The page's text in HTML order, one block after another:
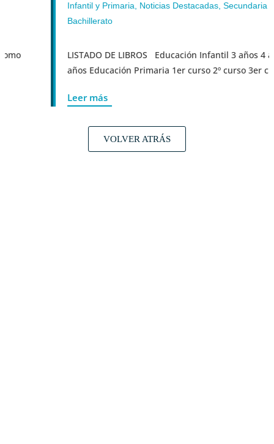
Infantil y Primaria,Noticias Destacadas,Secundaria y
Bachillerato
LISTADO DE LIBROS Educación Infantil 3 años 4 años
años Educación Primaria 1er curso 2º curso 3er curs...
Leer más
VOLVER ATRÁS